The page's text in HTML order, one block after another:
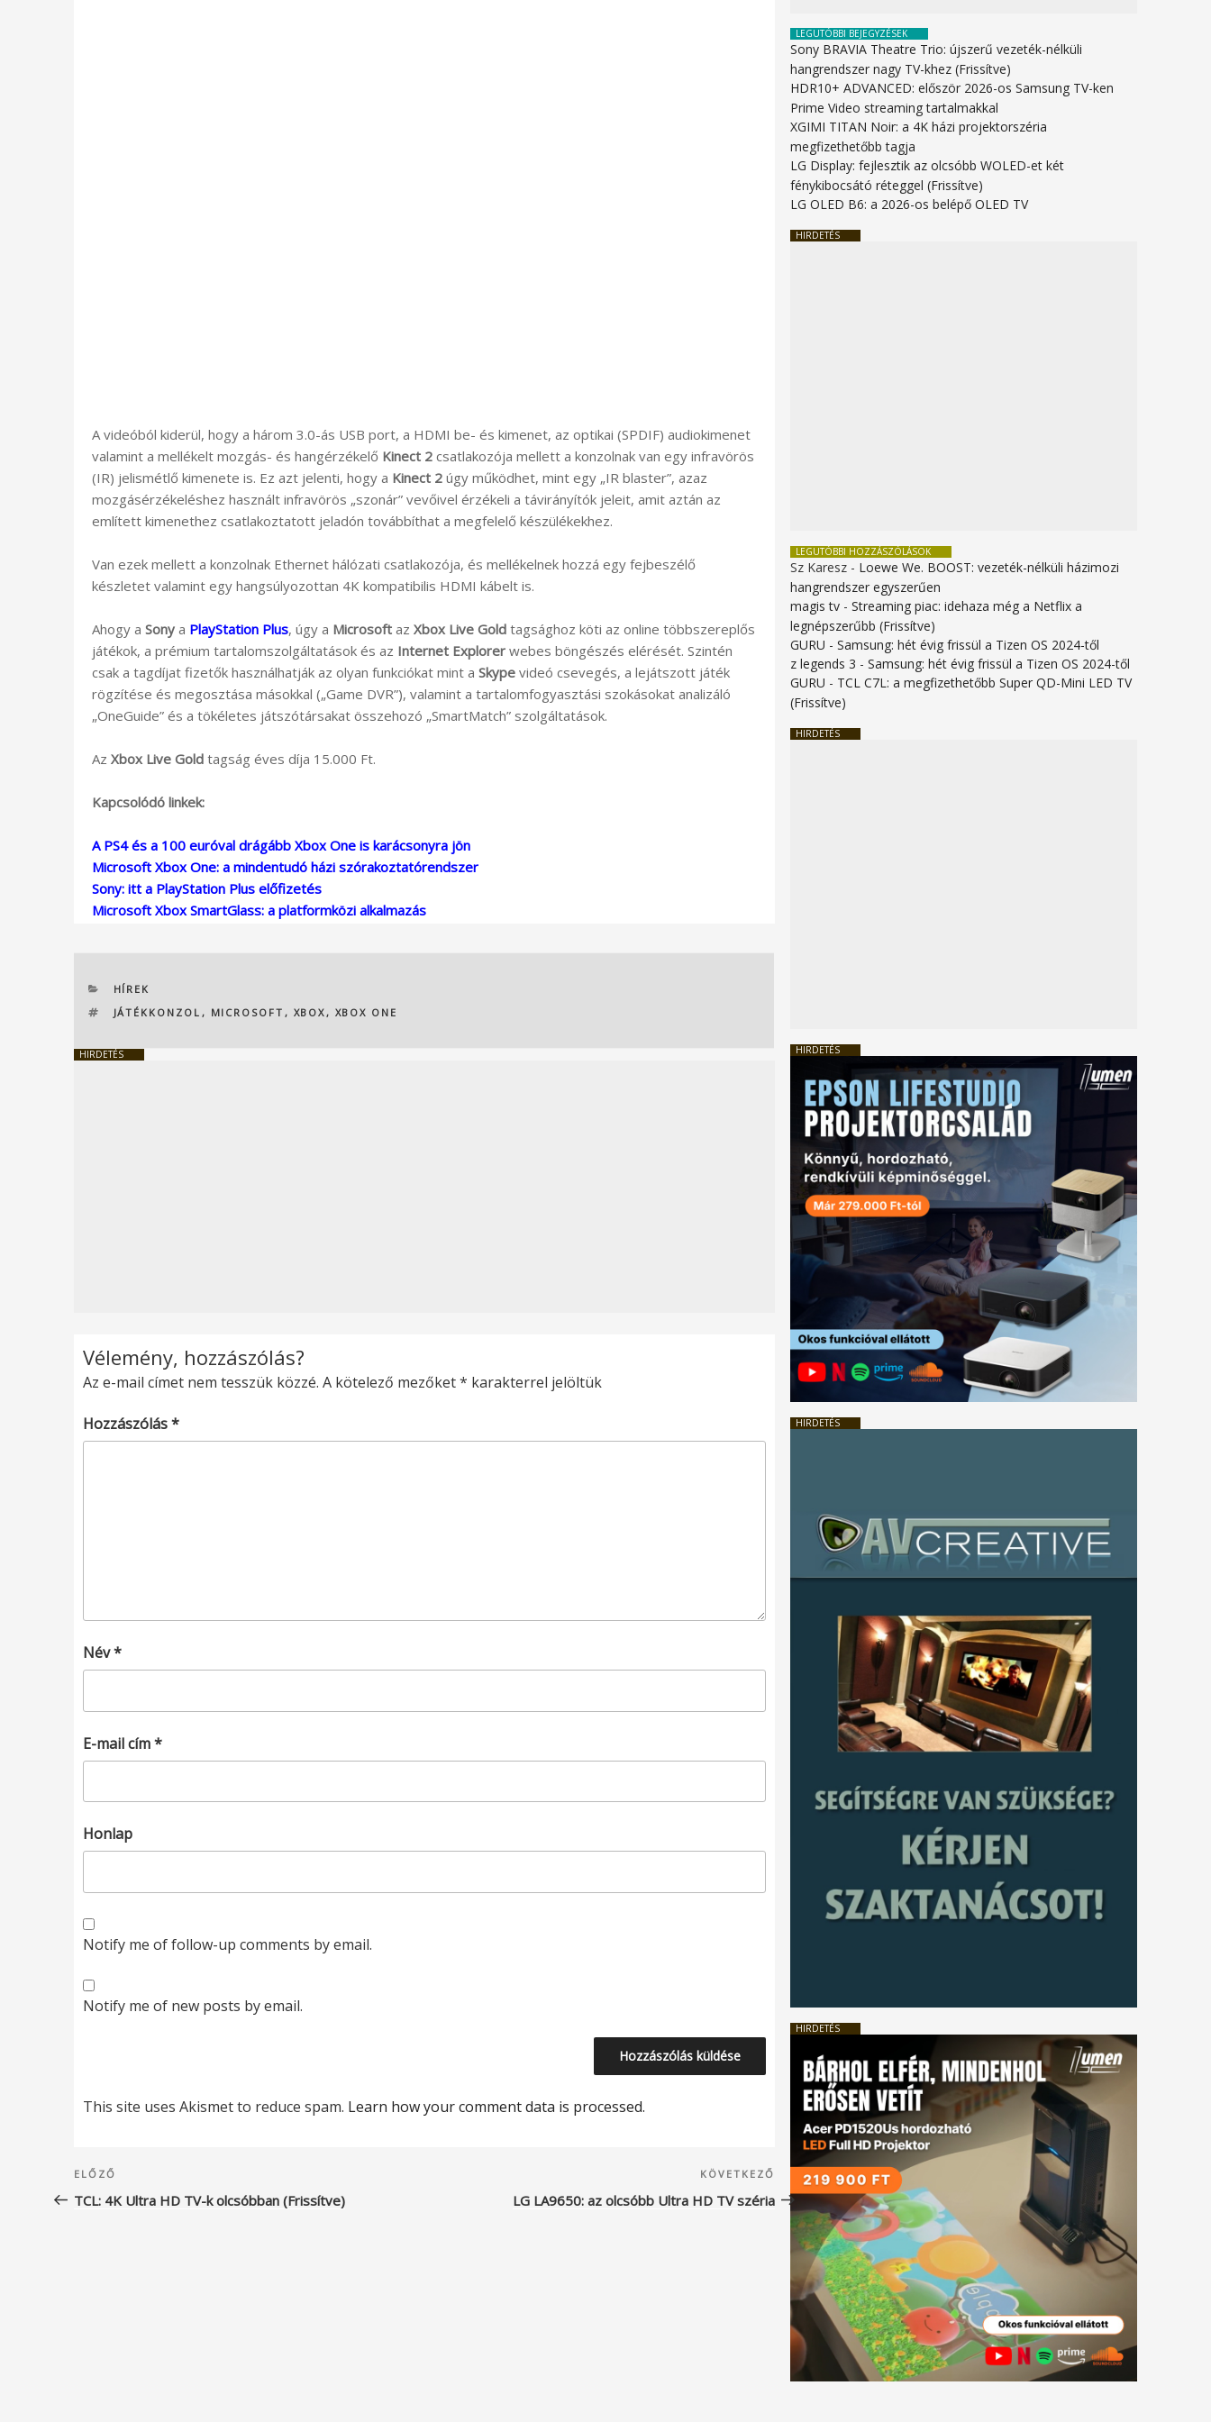
A videóból kiderül, hogy a három 3.0-ás USB port, a HDMI be- és kimenet, az optikai (SPDIF) audiokimenet
valamint a mellékelt mozgás- és hangérzékelő Kinect 2 csatlakozója mellett a konzolnak van egy infravörös
(IR) jelismétlő kimenete is. Ez azt jelenti, hogy a Kinect 2 úgy működhet, mint egy „IR blaster”, azaz
mozgásérzékeléshez használt infravörös „szonár” vevőivel érzékeli a távirányítók jeleit, amit aztán az
említett kimenethez csatlakoztatott jeladón továbbíthat a megfelelő készülékekhez.
Van ezek mellett a konzolnak Ethernet hálózati csatlakozója, és mellékelnek hozzá egy fejbeszélő
készletet valamint egy hangsúlyozottan 4K kompatibilis HDMI kábelt is.
Ahogy a Sony a PlayStation Plus, úgy a Microsoft az Xbox Live Gold tagsághoz köti az online többszereplős
játékok, a prémium tartalomszolgáltatások és az Internet Explorer webes böngészés elérését. Szintén
csak a tagdíjat fizetők használhatják az olyan funkciókat mint a Skype videó csevegés, a lejátszott játék
rögzítése és megosztása másokkal („Game DVR”), valamint a tartalomfogyasztási szokásokat analizáló
„OneGuide” és a tökéletes játszótársakat összehozó „SmartMatch” szolgáltatások.
Az Xbox Live Gold tagság éves díja 15.000 Ft.
Kapcsolódó linkek:
A PS4 és a 100 euróval drágább Xbox One is karácsonyra jön
Microsoft Xbox One: a mindentudó házi szórakoztatórendszer
Sony: itt a PlayStation Plus előfizetés
Microsoft Xbox SmartGlass: a platformközi alkalmazás
KATEGÓRIÁK
HÍREK
CÍMKÉK
JÁTÉKKONZOL , MICROSOFT , XBOX, XBOX ONE
HIRDETÉS
Vélemény, hozzászólás?
Az e-mail címet nem tesszük közzé. A kötelező mezőket* karakterrel jelöltük
Hozzászólás*
Név*
E-mail cím*
Honlap
Notify me of follow-up comments by email.
Notify me of new posts by email.
This site uses Akismet to reduce spam. Learn how your comment data is processed.
Bejegyzés
navigáció
Korábbi
bejegyzés
ELŐZŐ
TCL: 4K Ultra HD TV-k olcsóbban (Frissítve)
Következő
bejegyzés
KÖVETKEZŐ
LG LA9650: az olcsóbb Ultra HD TV széria
LEGUTÓBBI BEJEGYZÉSEK
Sony BRAVIA Theatre Trio: újszerű vezeték-nélküli
hangrendszer nagy TV-khez (Frissítve)
HDR10+ ADVANCED: először 2026-os Samsung TV-ken
Prime Video streaming tartalmakkal
XGIMI TITAN Noir: a 4K házi projektorszéria
megfizethetőbb tagja
LG Display: fejlesztik az olcsóbb WOLED-et két
fénykibocsátó réteggel (Frissítve)
LG OLED B6: a 2026-os belépő OLED TV
HIRDETÉS
LEGUTÓBBI HOZZÁSZÓLÁSOK
Sz Karesz - Loewe We. BOOST: vezeték-nélküli házimozi
hangrendszer egyszerűen
magis tv -Streaming piac: idehaza még a Netflix a
legnépszerűbb (Frissítve)
GURU -Samsung: hét évig frissül a Tizen OS 2024-től
z legends 3 -Samsung: hét évig frissül a Tizen OS 2024-től
GURU - TCL C7L: a megfizethetőbb Super QD-Mini LED TV
(Frissítve)
HIRDETÉS
HIRDETÉS
HIRDETÉS
HIRDETÉS